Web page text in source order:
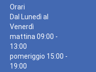
Orari
Dal Lunedì al
Venerdì
mattina 09:00 -
13:00
pomeriggio 15:00 -
19:00